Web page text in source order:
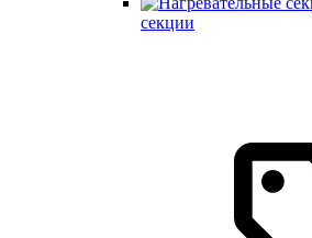
секции